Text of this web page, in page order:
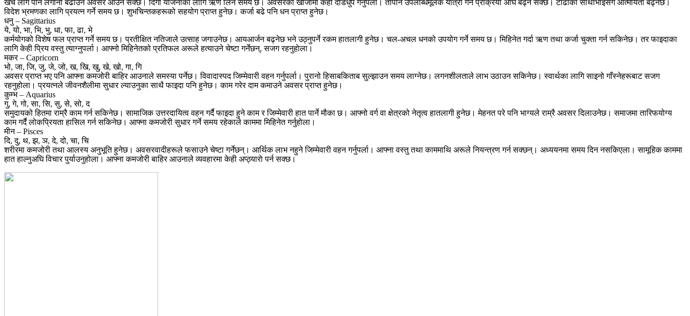
खर्च लागे पनि लगानी बढाउने अवसर आउन सक्छ। दिगो योजनाका लागि ऋण लिने समय छ। अवसरको खोजीमा केही दौडधुप गर्नुपर्ला। तापनि उपलब्धिमूलक यात्रा गर्ने प्रक्रिया अघि बढ्न सक्छ। टाढाका साथीभाइसँग आत्मीयता बढ्नेछ।
विदेश भ्रमणका लागि प्रयत्न गर्ने समय छ। शुभचिन्तकहरूको सहयोग प्राप्त हुनेछ। कर्जा बढे पनि धन प्राप्त हुनेछ।
धनु – Sagittarius
ये, यो, भा, भि, भु, धा, फा, ढा, भे
कर्मयोगको विशेष फल प्राप्त गर्ने समय छ। प्रतीक्षित नतिजाले उत्साह जगाउनेछ। आयआर्जन बढ्नेछ भने उठ्नुपर्ने रकम हातलागी हुनेछ। चल-अचल धनको उपयोग गर्ने समय छ। मिहिनेत गर्दा ऋण तथा कर्जा चुक्ता गर्न सकिनेछ। तर फाइदाका
लागि केही प्रिय वस्तु त्याग्नुपर्ला। आफ्नो मिहिनेतको प्रतिफल अरूले हत्याउने चेष्टा गर्नेछन्, सजग रहनुहाेला।
मकर – Capricorn
भो, जा, जि, जु, जे, जो, ख, खि, खु, खे, खो, गा, गि
अवसर प्राप्त भए पनि आफ्ना कमजोरी बाहिर आउनाले समस्या पर्नेछ। विवादास्पद जिम्मेवारी वहन गर्नुपर्ला। पुरानो हिसाबकिताब सुल्झाउन समय लाग्नेछ। लगनशीलताले लाभ उठाउन सकिनेछ। स्वार्थका लागि साइनो गाँस्नेहरूबाट सजग
रहनुहोला। प्रयत्नले जीवनशैलीमा सुधार ल्याउनुका साथै फाइदा पनि हुनेछ। काम गरेर दाम कमाउने अवसर प्राप्त हुनेछ।
कुम्भ – Aquarius
गु, गे, गो, सा, सि, सु, से, सो, द
समुदायको हितमा राम्रै काम गर्न सकिनेछ। सामाजिक उत्तरदायित्व वहन गर्दै फाइदा हुने काम र जिम्मेवारी हात पार्ने मौका छ। आफ्नो वर्ग वा क्षेत्रको नेतृत्व हातलागी हुनेछ। मेहनत परे पनि भाग्यले राम्रै अवसर दिलाउनेछ। समाजमा तारिफयोग्य
काम गर्दै लोकप्रियता हासिल गर्न सकिनेछ। आफ्ना कमजोरी सुधार गर्ने समय रहेकाले काममा मिहिनेत गर्नुहोला।
मीन – Pisces
दि, दु, थ, झ, ञ, दे, दो, चा, चि
शरीरमा कमजोरी तथा आलस्य अनुभूति हुनेछ। अवसरवादीहरूले फसाउने चेष्टा गर्नेछन्। आर्थिक लाभ नहुने जिम्मेवारी वहन गर्नुपर्ला। आफ्ना वस्तु तथा काममाथि अरूले नियन्त्रण गर्न सक्छन्। अध्ययनमा समय दिन नसकिएला। सामूहिक काममा
हात हाल्नुअघि विचार पुर्याउनुहोला। आफ्ना कमजोरी बाहिर आउनाले व्यवहारमा केही अप्ठ्याराे पर्न सक्छ।